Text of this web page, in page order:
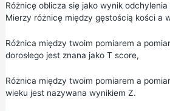
Różnicę oblicza się jako wynik
Mierzy różnicę między gęstością kości a
Różnica między twoim pomiarem a
dorosłego jest znana jako T score,
Różnica między twoim pomiarem a
wieku jest nazywana wynikiem Z.